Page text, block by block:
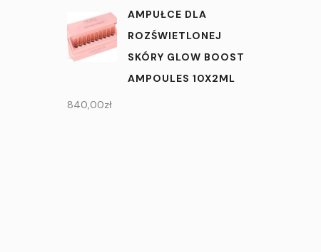
AMPUŁCE DLA
ROZŚWIETLONEJ
SKÓRY GLOW BOOST
AMPOULES 10X2ML
840,00zł